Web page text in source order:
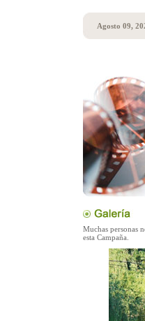
Agosto 09,
Muchas personas
esta Campaña.